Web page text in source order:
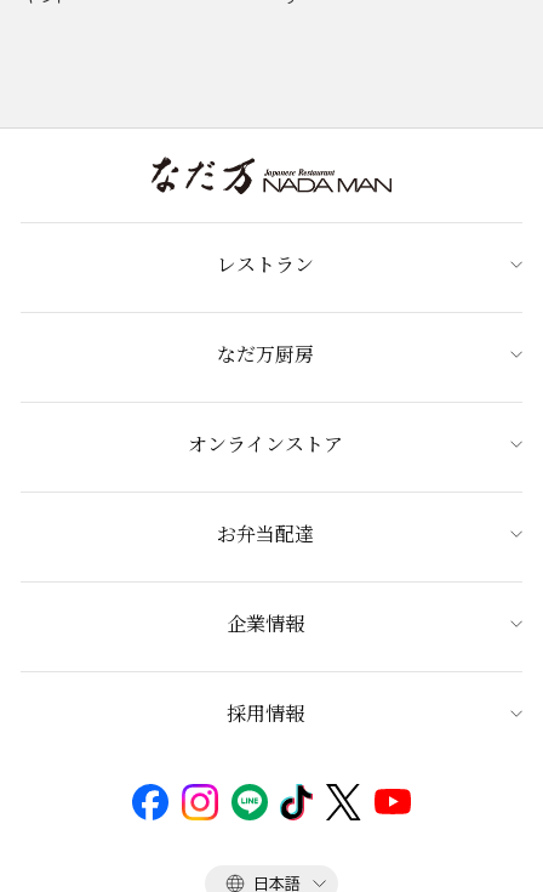
レストラン
なだ万厨房
オンラインストア
お弁当配達
企業情報
採用情報
言 日本語